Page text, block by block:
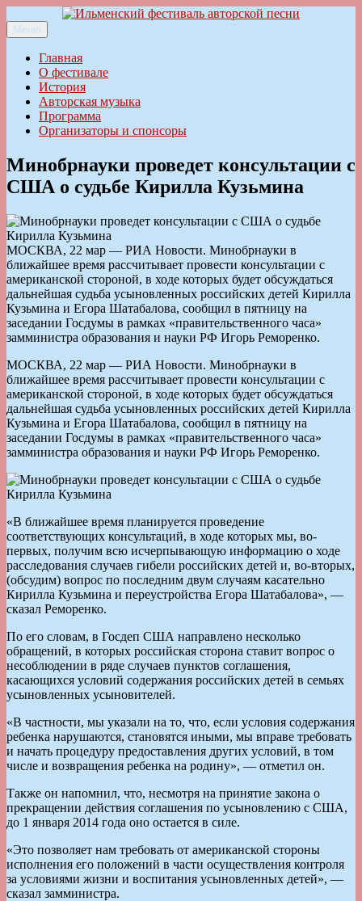
к
содержимому
Ильменский фестиваль авторской песни
Меню
Главная
О фестивале
История
Авторская музыка
Программа
Организаторы и спонсоры
Минобрнауки проведет консультации с
США о судьбе Кирилла Кузьмина
МОСКВА, 22 мар — РИА Новости. Минобрнауки в
ближайшее время рассчитывает провести консультации с
американской стороной, в ходе которых будет обсуждаться
дальнейшая судьба усыновленных российских детей Кирилла
Кузьмина и Егора Шатабалова, сообщил в пятницу на
заседании Госдумы в рамках «правительственного часа»
замминистра образования и науки РФ Игорь Реморенко.
МОСКВА, 22 мар — РИА Новости. Минобрнауки в
ближайшее время рассчитывает провести консультации с
американской стороной, в ходе которых будет обсуждаться
дальнейшая судьба усыновленных российских детей Кирилла
Кузьмина и Егора Шатабалова, сообщил в пятницу на
заседании Госдумы в рамках «правительственного часа»
замминистра образования и науки РФ Игорь Реморенко.
«В ближайшее время планируется проведение
соответствующих консультаций, в ходе которых мы, во-
первых, получим всю исчерпывающую информацию о ходе
расследования случаев гибели российских детей и, во-вторых,
(обсудим) вопрос по последним двум случаям касательно
Кирилла Кузьмина и переустройства Егора Шатабалова», —
сказал Реморенко.
По его словам, в Госдеп США направлено несколько
обращений, в которых российская сторона ставит вопрос о
несоблюдении в ряде случаев пунктов соглашения,
касающихся условий содержания российских детей в семьях
усыновленных усыновителей.
«В частности, мы указали на то, что, если условия содержания
ребенка нарушаются, становятся иными, мы вправе требовать
и начать процедуру предоставления других условий, в том
числе и возвращения ребенка на родину», — отметил он.
Также он напомнил, что, несмотря на принятие закона о
прекращении действия соглашения по усыновлению с США,
до 1 января 2014 года оно остается в силе.
«Это позволяет нам требовать от американской стороны
исполнения его положений в части осуществления контроля
за условиями жизни и воспитания усыновленных детей», —
сказал замминистра.